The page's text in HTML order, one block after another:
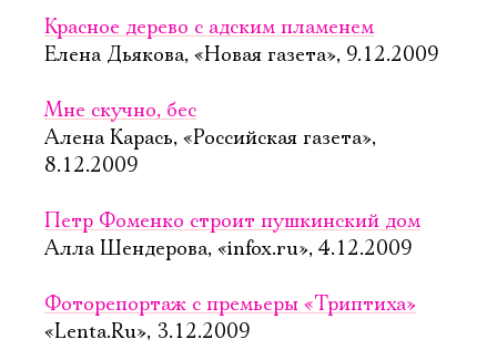
Красное дерево с адским пламенем
Елена Дьякова, «Новая газета», 9.12.2009
Мне скучно, бес
Алена Карась, «Российская газета»,
8.12.2009
Петр Фоменко строит пушкинский дом
Алла Шендерова, «infox.ru», 4.12.2009
Фоторепортаж с премьеры «Триптиха»
«Lenta.Ru», 3.12.2009